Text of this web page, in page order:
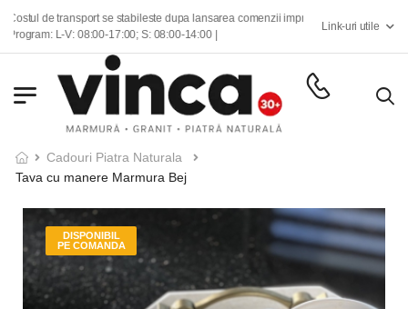
de transport se stabileste dupa lansarea comenzii impreuna cu echipa de consilieri
L-V: 08:00-17:00; S: 08:00-14:00 |
Link-uri utile
Cadouri Piatra Naturala
Tava cu manere Marmura Bej
DISPONIBIL
PE COMANDA